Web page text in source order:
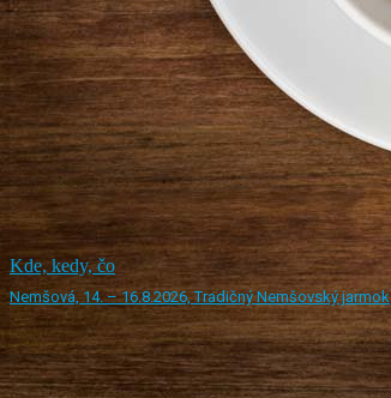
Kde, kedy, čo
Nemšová, 14. – 16.8.2026, Tradičný Nemšovský jarmok